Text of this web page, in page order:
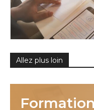
Allez plus loin